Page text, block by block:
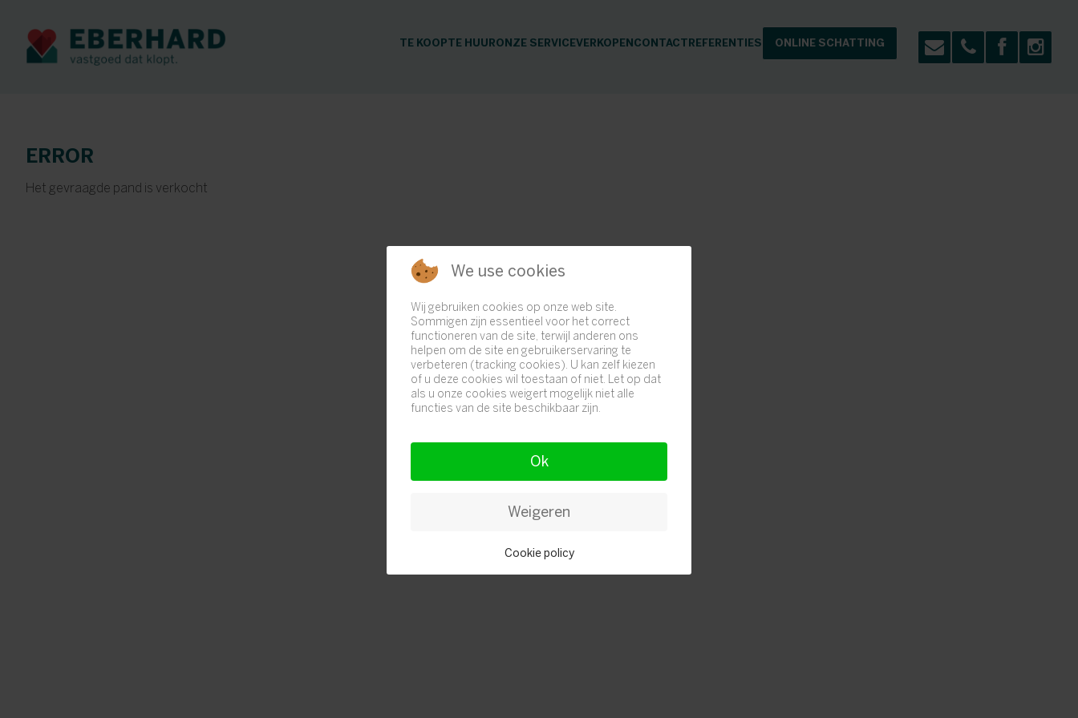
TE KOOPTE HUURONZE SERVICEVERKOPEN CONTACT REFERENTIES ONLINE SCHATTING
ERROR
Het gevraagde pand is verkocht
We use cookies
Wij gebruiken cookies op onze web site.
Sommigen zijn essentieel voor het correct
functioneren van de site, terwijl anderen ons
helpen om de site en gebruikerservaring te
verbeteren (tracking cookies). U kan zelf kiezen
of u deze cookies wil toestaan of niet. Let op dat
als u onze cookies weigert mogelijk niet alle
functies van de site beschikbaar zijn.
Ok
Weigeren
Cookie policy